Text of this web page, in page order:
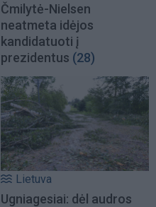
Čmilytė-Nielsen
neatmeta idėjos
kandidatuoti į
prezidentus (28)
Lietuva
Ugniagesiai: dėl audros